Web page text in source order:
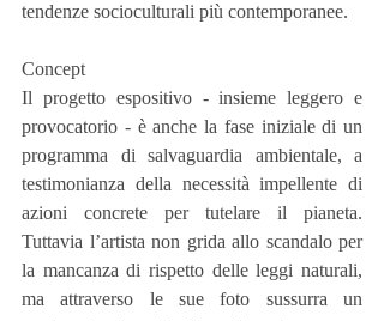
tendenze socioculturali più contemporanee.
Concept
Il progetto espositivo - insieme leggero e
provocatorio - è anche la fase iniziale di un
programma di salvaguardia ambientale, a
testimonianza della necessità impellente di
azioni concrete per tutelare il pianeta.
Tuttavia l’artista non grida allo scandalo per
la mancanza di rispetto delle leggi naturali,
ma attraverso le sue foto sussurra un